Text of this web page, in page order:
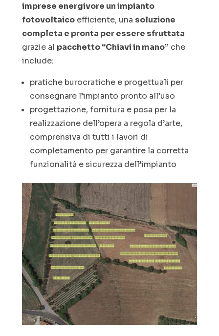
imprese energivore un impianto
fotovoltaicoefficiente, una soluzione
completa e pronta per essere sfruttata
grazie al pacchetto “Chiavi in mano” che
include:
pratiche burocratiche e progettuali per
consegnare l’impianto pronto all’uso
progettazione, fornitura e posa per la
realizzazione dell’opera a regola d’arte,
comprensiva di tutti i lavori di
completamento per garantire la corretta
funzionalità e sicurezza dell’impianto